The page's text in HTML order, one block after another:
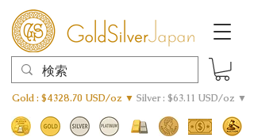
Gold : $4328.70 USD/oz ▼ Silver : $63.11 USD/oz ▼